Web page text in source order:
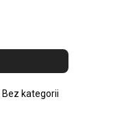
Bez kategorii